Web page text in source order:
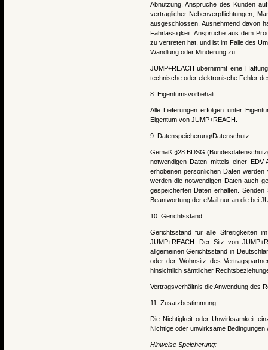
Abnutzung. Ansprüche des Kunden
vertraglicher Nebenverpflichtungen,
ausgeschlossen. Ausnehmend davon
Fahrlässigkeit. Ansprüche aus dem
zu vertreten hat, und ist im Falle des
Wandlung oder Minderung zu.
JUMP+REACH übernimmt eine
technische oder elektronische Fehler
8. Eigentumsvorbehalt
Alle Lieferungen erfolgen unter
Eigentum von JUMP+REACH.
9. Datenspeicherung/Datenschutz
Gemäß §28 BDSG
notwendigen Daten mittels einer
erhobenen persönlichen Daten
werden die notwendigen Daten auch
gespeicherten Daten erhalten.
Beantwortung der eMail nur an die bei
10. Gerichtsstand
Gerichtsstand für alle Streitigkeiten
JUMP+REACH. Der Sitz von
allgemeinen Gerichtsstand in
oder der Wohnsitz des
hinsichtlich sämtlicher
Vertragsverhältnis die Anwendung des
11. Zusatzbestimmung
Die Nichtigkeit oder Unwirksamkeit
Nichtige oder unwirksame
Hinweise Speicherung: